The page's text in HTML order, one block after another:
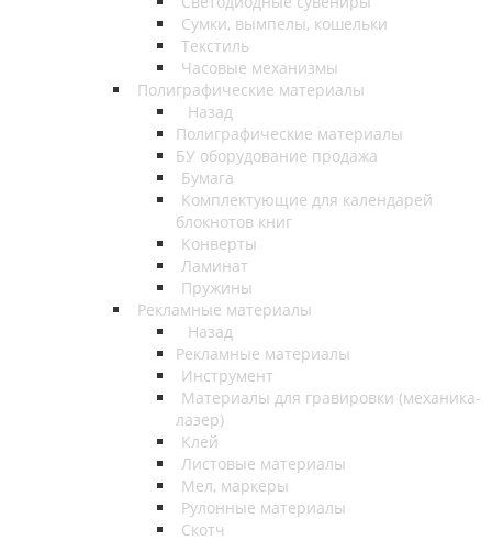
Сумки, вымпелы, кошельки
Текстиль
Часовые механизмы
Полиграфические материалы
Назад
Полиграфические материалы
БУ оборудование продажа
Бумага
Комплектующие для календарей
блокнотов книг
Конверты
Ламинат
Пружины
Рекламные материалы
Назад
Рекламные материалы
Инструмент
Материалы для гравировки (механика-
лазер)
Клей
Листовые материалы
Мел, маркеры
Рулонные материалы
Скотч